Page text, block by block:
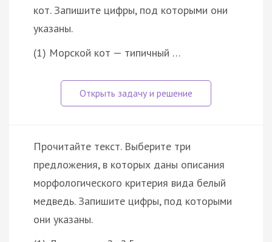
кот. Запишите цифры, под которыми они
указаны.
(1) Морской кот — типичный …
Прочитайте текст. Выберите три
предложения, в которых даны описания
морфологического критерия вида белый
медведь. Запишите цифры, под которыми
они указаны.